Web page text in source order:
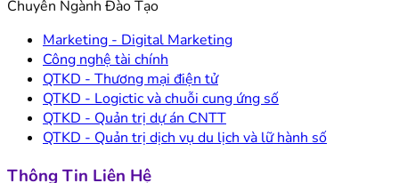
Chuyên Ngành Đào Tạo
Marketing - Digital Marketing
Công nghệ tài chính
QTKD - Thương mại điện tử
QTKD - Logictic và chuỗi cung ứng số
QTKD - Quản trị dự án CNTT
QTKD - Quản trị dịch vụ du lịch và lữ hành số
Thông Tin Liên Hệ